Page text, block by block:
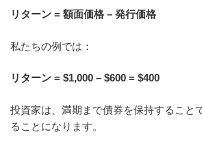
リターン = 額面価格 – 発行価格
私たちの例では：
リターン = $1,000 – $600 = $400
投資家は、満期まで債券を保持すること
ることになります。